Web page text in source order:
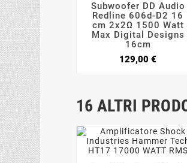
  
Subwoofer DD Audio
Redline 606d-D2 16
cm 2x2Ω 1500 Watt
Max Digital Designs
16cm
129,00 €
16 ALTRI